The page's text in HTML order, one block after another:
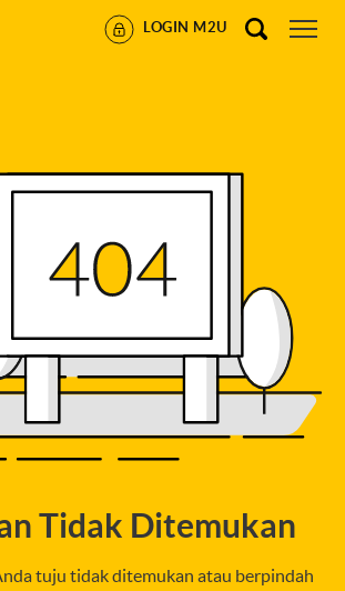
LOGIN M2U
Tidak Ditemukan
tuju tidak ditemukan atau berpindah